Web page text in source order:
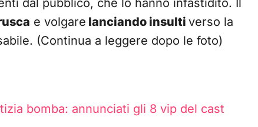
dal pubblico, che lo hanno infastidito. Il
e volgare lanciando insulti verso la
(Continua a leggere dopo le foto)
bomba: annunciati gli 8 vip del cast